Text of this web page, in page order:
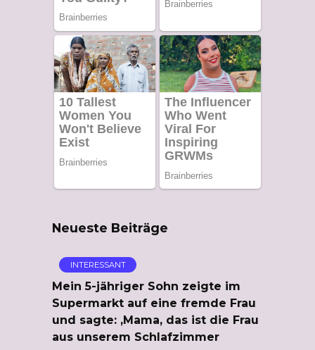
Neueste Beiträge
INTERESSANT
Mein 5-jähriger Sohn zeigte im
Supermarkt auf eine fremde Frau
und sagte: ‚Mama, das ist die Frau
aus unserem Schlafzimmer